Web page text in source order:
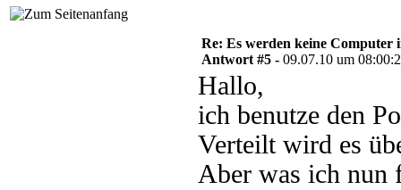
Re: Es werden keine Computer
Antwort #5 - 09.07.10 um
Hallo,
ich benutze den
Verteilt wird es
Aber was ich nun